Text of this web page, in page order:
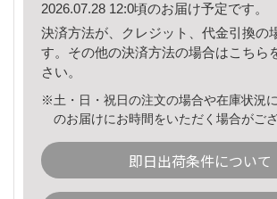
2026.07.28 12:0頃のお届け予定です。
決済方法が、クレジット、代金引換の
す。その他の決済方法の場合はこちら
さい。
※土・日・祝日の注文の場合や在庫状況
のお届けにお時間をいただく場合がござ
即日出荷条件について